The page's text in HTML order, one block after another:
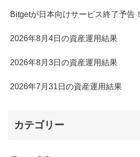
Bitgetが日本向けサービス終了予告！
2026年8月4日の資産運用結果
2026年8月3日の資産運用結果
2026年7月31日の資産運用結果
カテゴリー